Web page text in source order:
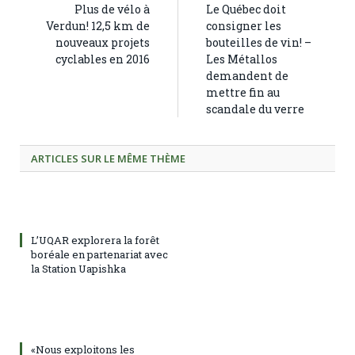
Plus de vélo à
Verdun! 12,5 km de
nouveaux projets
cyclables en 2016
Le Québec doit
consigner les
bouteilles de vin! –
Les Métallos
demandent de
mettre fin au
scandale du verre
ARTICLES SUR LE MÊME THÈME
L’UQAR explorera la forêt
boréale en partenariat avec
la Station Uapishka
«Nous exploitons les